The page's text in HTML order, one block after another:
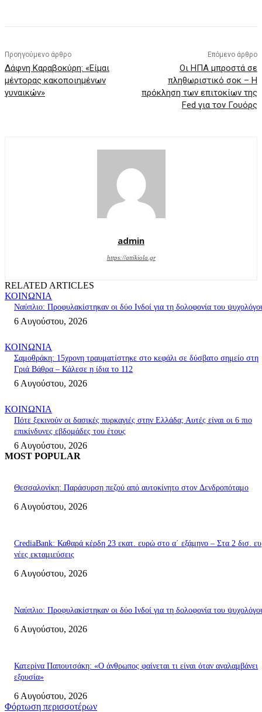
Προηγούμενο άρθρο
Δάφνη Καραβοκύρη: «Είμαι
μέντορας κακοποιημένων
γυναικών»
Επόμενο άρθρο
Οι ΗΠΑ μπροστά σε
πληθωριστικό σοκ – Η
πρόκληση των επιτοκίων της
Fed για τον Γουόρς
admin
https://attikiola.gr
RELATED ARTICLES
ΚΟΙΝΩΝΙΑ
Ναύπλιο: Προφυλακίστηκαν οι δύο Ινδοί για τη δολοφονία του
6 Αυγούστου, 2026
ΚΟΙΝΩΝΙΑ
Σαμοθράκη: 15χρονη τραυματίστηκε στο κεφάλι σε δύσβατο σημείο στη
Γριά Βάθρα – Κάλεσε η ίδια το 112
6 Αυγούστου, 2026
ΚΟΙΝΩΝΙΑ
Πότε ξεκινούν οι δασικές πυρκαγιές στην Ελλάδα; Αυτές είναι οι 6 πιο
επικίνδυνες εβδομάδες του έτους
6 Αυγούστου, 2026
MOST POPULAR
Θεσσαλονίκη: Παράσυρση πεζού από αυτοκίνητο στον Δενδροπόταμο
6 Αυγούστου, 2026
CrediaBank: Καθαρά κέρδη 23 εκατ. ευρώ στο α΄ εξάμηνο – Στα 2 δισ.
νέες εκταμιεύσεις
6 Αυγούστου, 2026
Ναύπλιο: Προφυλακίστηκαν οι δύο Ινδοί για τη δολοφονία του
6 Αυγούστου, 2026
Κατερίνα Παπουτσάκη: «Ο άνθρωπος φαίνεται τι είναι όταν αναλαμβάνει
εξουσία»
6 Αυγούστου, 2026
Φόρτωση περισσοτέρων